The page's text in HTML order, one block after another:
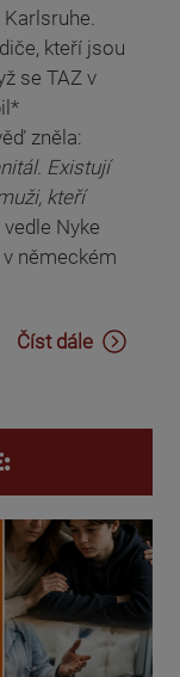
kteří jsou
se TAZ v
zněla:
Existují
kteří
vedle Nyke
německém
Číst dále